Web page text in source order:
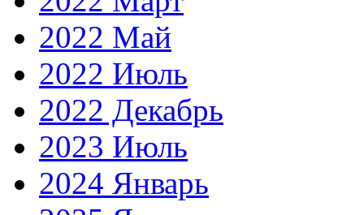
2022 Май
2022 Июль
2022 Декабрь
2023 Июль
2024 Январь